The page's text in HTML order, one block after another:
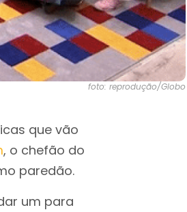
foto: reprodução/Globo
que vão
, o chefão do
paredão.
um para